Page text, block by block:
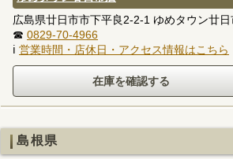
広島県廿日市市下平良2-2-1 ゆめタウン廿日
☎ 0829-70-4966
ℹ 営業時間・店休日・アクセス情報はこちら
島根県